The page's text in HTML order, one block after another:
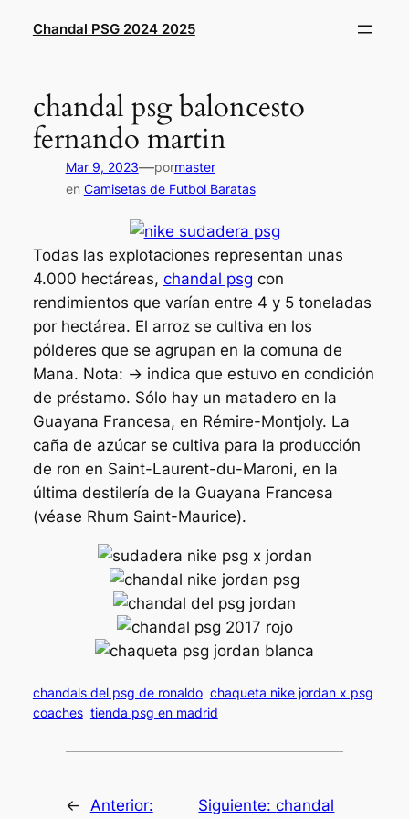
Chandal PSG 2024 2025
chandal psg baloncesto
fernando martin
Mar 9, 2023—pormaster
en Camisetas de Futbol Baratas
Todas las explotaciones representan unas
4.000 hectáreas, chandal psg con
rendimientos que varían entre 4 y 5 toneladas
por hectárea. El arroz se cultiva en los
pólderes que se agrupan en la comuna de
Mana. Nota: → indica que estuvo en condición
de préstamo. Sólo hay un matadero en la
Guayana Francesa, en Rémire-Montjoly. La
caña de azúcar se cultiva para la producción
de ron en Saint-Laurent-du-Maroni, en la
última destilería de la Guayana Francesa
(véase Rhum Saint-Maurice).
chandals del psg de ronaldo chaqueta nike jordan x psg
coaches tienda psg en madrid
← Anterior: Siguiente:chandal